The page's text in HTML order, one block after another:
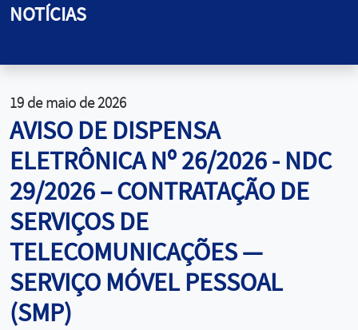
NOTÍCIAS
19 de maio de 2026
AVISO DE DISPENSA
ELETRÔNICA Nº 26/2026 - NDC
29/2026 – CONTRATAÇÃO DE
SERVIÇOS DE
TELECOMUNICAÇÕES —
SERVIÇO MÓVEL PESSOAL
(SMP)